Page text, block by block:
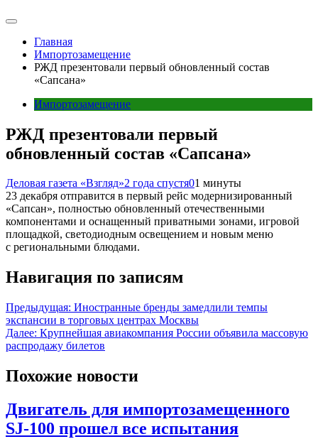
Главная
Импортозамещение
РЖД презентовали первый обновленный состав
«Сапсана»
Импортозамещение
РЖД презентовали первый
обновленный состав «Сапсана»
Деловая газета «Взгляд»2 года спустя01 минуты
23 декабря отправится в первый рейс модернизированный
«Сапсан», полностью обновленный отечественными
компонентами и оснащенный приватными зонами, игровой
площадкой, светодиодным освещением и новым меню
с региональными блюдами.
Навигация по записям
Предыдущая: Иностранные бренды замедлили темпы
экспансии в торговых центрах Москвы
Далее: Крупнейшая авиакомпания России объявила массовую
распродажу билетов
Похожие новости
Двигатель для импортозамещенного
SJ-100 прошел все испытания